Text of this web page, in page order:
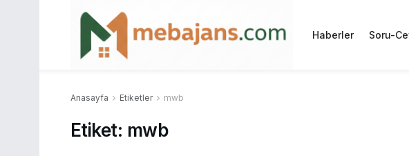
Haberler Soru-
Anasayfa Etiketler mwb
Etiket: mwb